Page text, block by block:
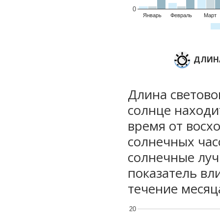
Январь Февраль Март
0
Длина
солнце
время от
солнечных
солнечные
показатель
течение
20